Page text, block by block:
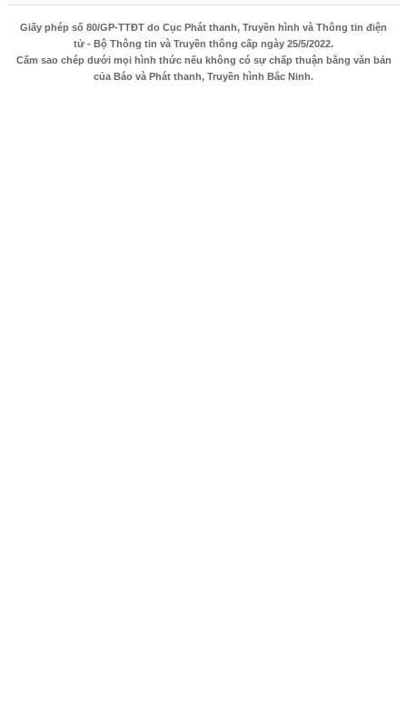
Giấy phép số 80/GP-TTĐT do Cục Phát thanh, Truyền hình và Thông tin điện
tử - Bộ Thông tin và Truyền thông cấp ngày 25/5/2022.
Cấm sao chép dưới mọi hình thức nếu không có sự chấp thuận bằng văn bản
của Báo và Phát thanh, Truyền hình Bắc Ninh.